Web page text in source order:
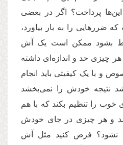
این‌ها پرداخت؟ اگر در بعضی
ضررهایی را به بار بیاورد،
بشود ممکن است یک آش
چیزی حد و اندازه‌ای داشته
و با یک کیفیتی باید انجام
نتیجه خودش را نمی‌بخشد
خوب را تنظیم بکند که با هم
و هر چیزی در جای خودش
نشود؟ فرض کنید مثل ‌آش